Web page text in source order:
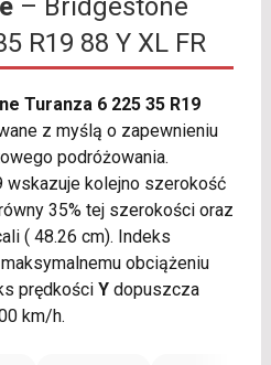
– Bridgestone
R19 88 Y XL FR
Turanza 6 225 35 R19
z myślą o zapewnieniu
podróżowania.
wskazuje kolejno szerokość
35% tej szerokości oraz
( 48.26 cm). Indeks
obciążeniu
prędkości Ydopuszcza
km/h.